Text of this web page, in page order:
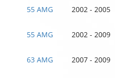
55 AMG 2002 - 2005
55 AMG 2002 - 2009
63 AMG 2007 - 2009